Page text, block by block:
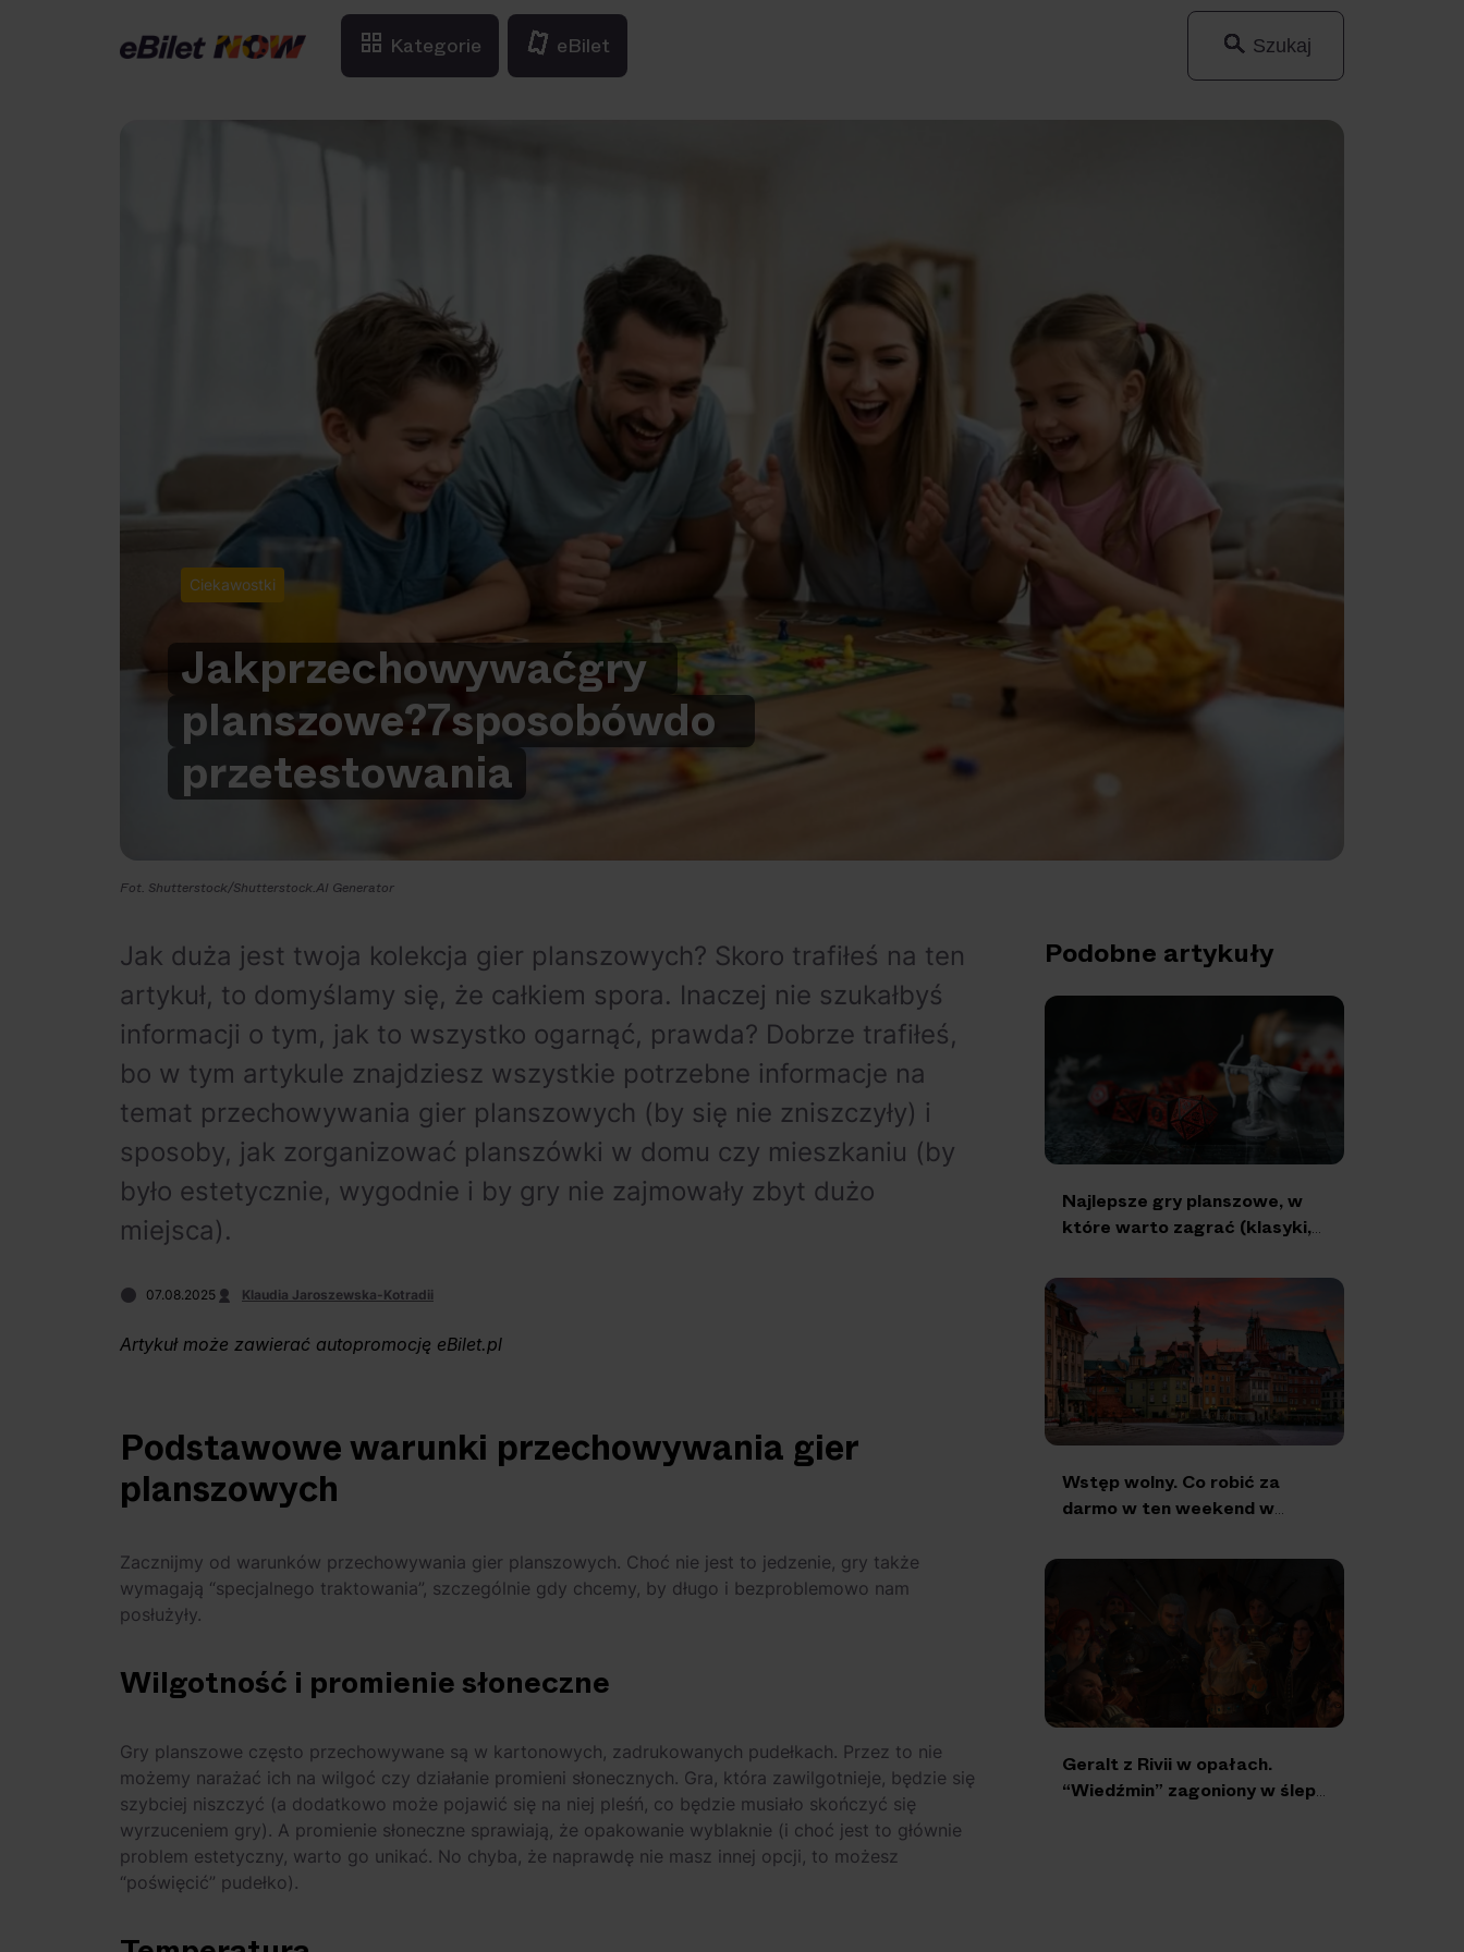
Kategorie eBilet Wyszukaj
Szukaj
Ciekawostki
Jakprzechowywaćgry
planszowe?7sposobówdo
przetestowania
Fot. Shutterstock/Shutterstock.AI Generator
Jak duża jest twoja kolekcja gier planszowych? Skoro trafiłeś na ten
artykuł, to domyślamy się, że całkiem spora. Inaczej nie szukałbyś
informacji o tym, jak to wszystko ogarnąć, prawda? Dobrze trafiłeś,
bo w tym artykule znajdziesz wszystkie potrzebne informacje na
temat przechowywania gier planszowych (by się nie zniszczyły) i
sposoby, jak zorganizować planszówki w domu czy mieszkaniu (by
było estetycznie, wygodnie i by gry nie zajmowały zbyt dużo
miejsca).
07.08.2025 Klaudia Jaroszewska-Kotradii
Artykuł może zawierać autopromocję eBilet.pl
Podstawowe warunki przechowywania gier
planszowych
Zacznijmy od warunków przechowywania gier planszowych. Choć nie jest to jedzenie, gry także
wymagają “specjalnego traktowania”, szczególnie gdy chcemy, by długo i bezproblemowo nam
posłużyły.
Wilgotność i promienie słoneczne
Gry planszowe często przechowywane są w kartonowych, zadrukowanych pudełkach. Przez to nie
możemy narażać ich na wilgoć czy działanie promieni słonecznych. Gra, która zawilgotnieje, będzie się
szybciej niszczyć (a dodatkowo może pojawić się na niej pleśń, co będzie musiało skończyć się
wyrzuceniem gry). A promienie słoneczne sprawiają, że opakowanie wyblaknie (i choć jest to głównie
problem estetyczny, warto go unikać. No chyba, że naprawdę nie masz innej opcji, to możesz
“poświęcić” pudełko).
Podobne artykuły
Najlepsze gry planszowe, w
które warto zagrać (klasyki,
znajomymi)
Wstęp wolny. Co robić za
darmo w ten weekend w
Geralt z Rivii w opałach.
“Wiedźmin” zagoniony w ślepy